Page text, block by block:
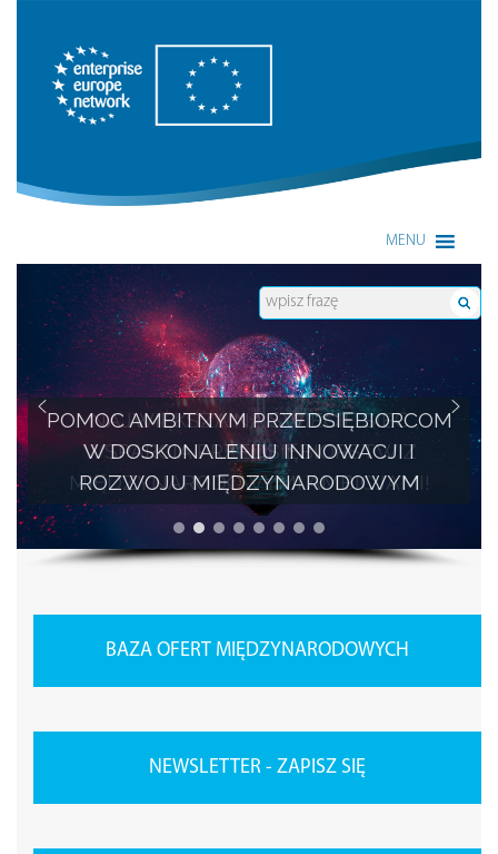
Enterprise Europe Network
MENU
POMOC AMBITNYM PRZEDSIĘBIORCOM
W DOSKONALENIU INNOWACJI I
ROZWOJU MIĘDZYNARODOWYM
BAZA OFERT MIĘDZYNARODOWYCH
NEWSLETTER - ZAPISZ SIĘ